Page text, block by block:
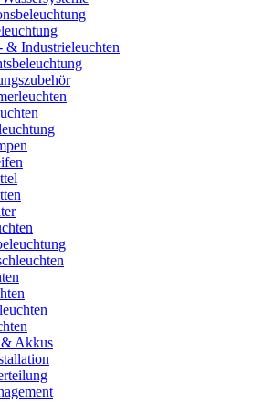
& Industrieleuchten
Akkus